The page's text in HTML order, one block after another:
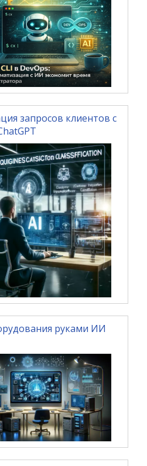
запросов клиентов с
руками ИИ